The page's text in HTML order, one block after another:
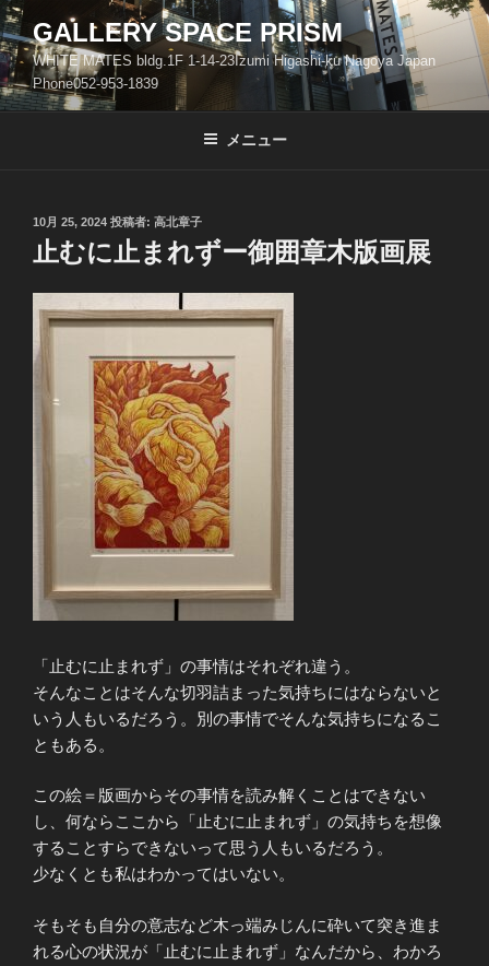
コ
ン
テ
ン
ツ
GALLERY SPACE PRISM
WHITE MATES bldg.1F 1-14-23Izumi Higashi-ku Nagoya Japan
Phone052-953-1839
メニュー
投
日:
10月 25, 2024 投稿者: 高北章子
止むに止まれずー御囲章木版画展
「止むに止まれず」の事情はそれぞれ違う。
そんなことはそんな切羽詰まった気持ちにはならないと
いう人もいるだろう。別の事情でそんな気持ちになるこ
ともある。
この絵＝版画からその事情を読み解くことはできない
し、何ならここから「止むに止まれず」の気持ちを想像
することすらできないって思う人もいるだろう。
少なくとも私はわかってはいない。
そもそも自分の意志など木っ端みじんに砕いて突き進ま
れる心の状況が「止むに止まれず」なんだから、わかろ